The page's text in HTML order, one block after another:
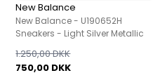
New Balance
New Balance - U190652H
Sneakers - Light Silver Metallic
750,00 DKK
1.250,00 DKK